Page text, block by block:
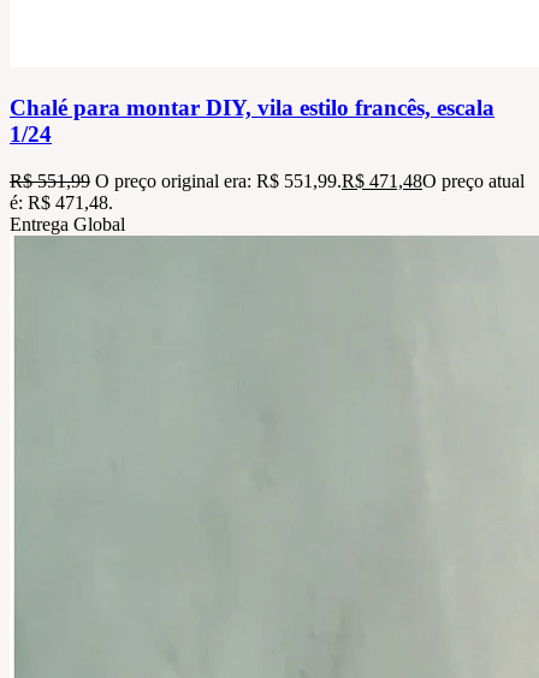
Chalé para montar DIY, vila estilo francês, escala
1/24
R$551,99 O preço original era: R$ 551,99.R$ 471,48O preço atual
é: R$ 471,48.
Entrega Global